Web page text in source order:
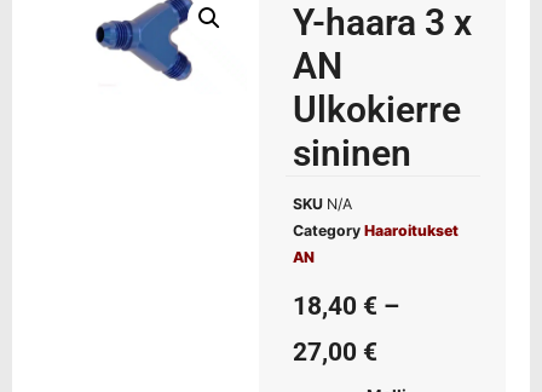
Y-haara 3 x
AN
Ulkokierre
sininen
SKU N/A
Category Haaroitukset
AN
18,40 € –
27,00 €